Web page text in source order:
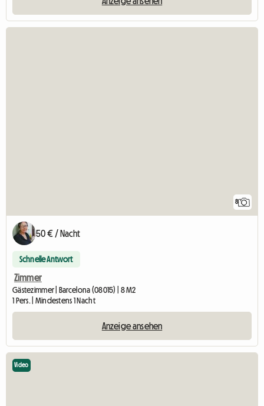
8
50 € / Nacht
Schnelle Antwort
Zimmer
Gästezimmer | Barcelona (08015) | 8 M2
1 Pers. | Mindestens 1 Nacht
Anzeige ansehen
Video